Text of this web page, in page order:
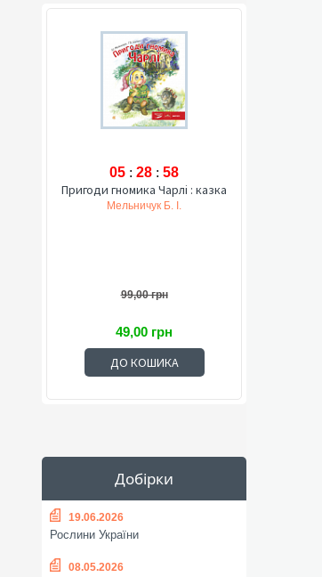
05 : 28 : 57
Пригоди гномика Чарлі : казка
Мельничук Б. І.
99,00 грн
49,00 грн
ДО КОШИКА
Добірки
19.06.2026
Рослини України
08.05.2026